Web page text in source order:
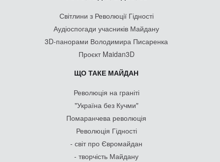
Світлини з Революції Гідності
Аудіоспогади учасників Майдану
3D-панорами Володимира Писаренка
Проєкт Maidan3D
ЩО ТАКЕ МАЙДАН
Революція на граніті
"Україна без Кучми"
Помаранчева революція
Революція Гідності
- світ про Євромайдан
- творчість Майдану